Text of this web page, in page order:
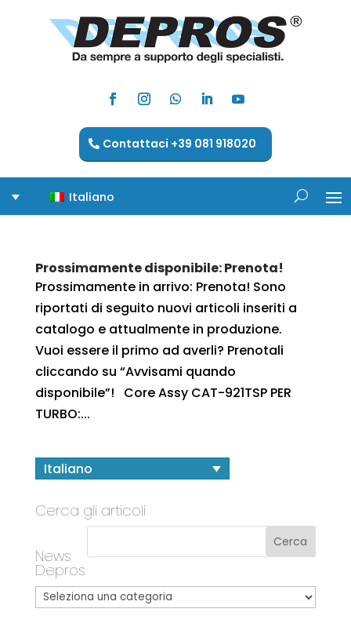
Contattaci +39 081 918020
Italiano
Prossimamente disponibile: Prenota!
Prossimamente in arrivo: Prenota! Sono
riportati di seguito nuovi articoli inseriti a
catalogo e attualmente in produzione.
Vuoi essere il primo ad averli? Prenotali
cliccando su “Avvisami quando
disponibile”! Core Assy CAT-921TSP PER
TURBO:...
Italiano
Cerca gli articoli
News
Depros